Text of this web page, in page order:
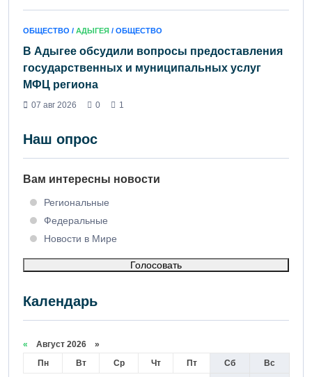
ОБЩЕСТВО / АДЫГЕЯ / ОБЩЕСТВО
В Адыгее обсудили вопросы предоставления
государственных и муниципальных услуг
МФЦ региона
07 авг 2026 0 1
Наш опрос
Вам интересны новости
Региональные
Федеральные
Новости в Мире
Голосовать
Календарь
« Август 2026 »
Пн
Вт Ср Чт Пт Сб Вс